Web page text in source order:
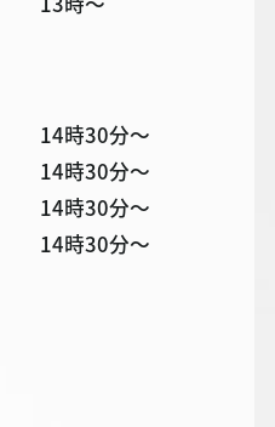
14時30分～
14時30分～
14時30分～
14時30分～